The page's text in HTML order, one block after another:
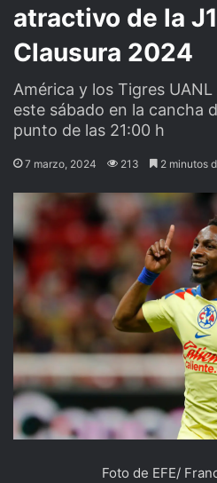
atractivo de la
Clausura 2024
América y los Tigres
este sábado en la cancha
punto de las 21:00 h
7 marzo, 2024 213 2 minutos
Foto de EFE/